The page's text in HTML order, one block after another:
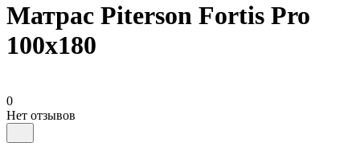
Матрас Piterson Fortis Pro
100х180
0
Нет отзывов